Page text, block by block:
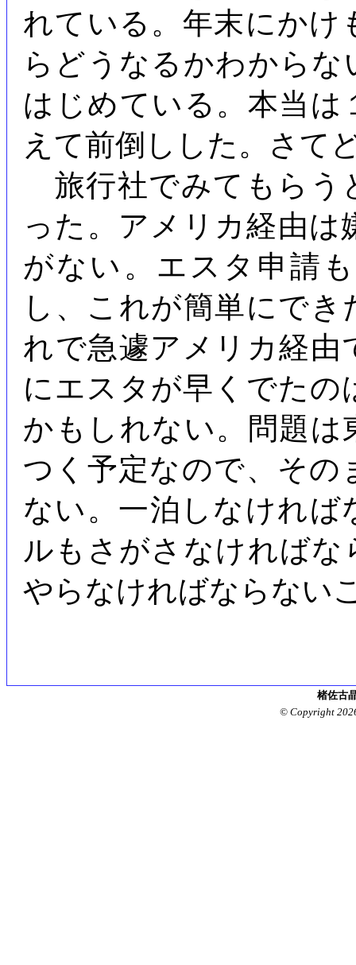
れている。年末にかけ
らどうなるかわから
はじめている。本当
えて前倒しした。さて
旅行社でみてもらう
った。アメリカ経由
がない。エスタ申請
し、これが簡単にで
れで急遽アメリカ経由
にエスタが早くでた
かもしれない。問題は
つく予定なので、その
ない。一泊しなけれ
ルもさがさなければ
やらなければならない
楮佐古
© Copyright